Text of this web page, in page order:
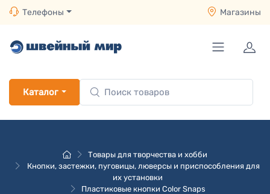
Телефоны Магазины
Каталог
Товары для творчества и хобби
Кнопки, застежки, пуговицы, люверсы и приспособления для
их установки
Пластиковые кнопки Color Snaps